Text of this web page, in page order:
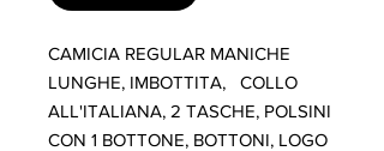
CAMICIA REGULAR MANICHE
LUNGHE, IMBOTTITA,   COLLO
ALL'ITALIANA, 2 TASCHE, POLSINI
CON 1 BOTTONE, BOTTONI, LOGO